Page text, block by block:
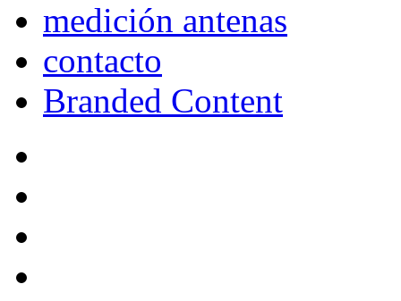
medición antenas
contacto
Branded Content